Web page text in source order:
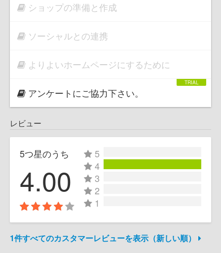
ショップの準備と作成
ソーシャルとの連携
よりよいホームページにするために
アンケートにご協力下さい。
レビュー
5つ星のうち
4.00
5
4
3
2
1
1件すべてのカスタマーレビューを表示（新しい順）